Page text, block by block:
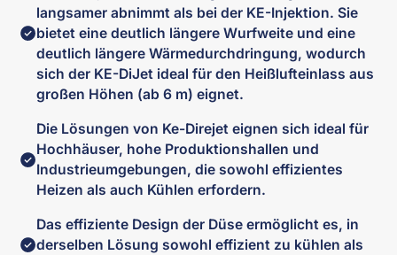
langsamer abnimmt als bei der KE-Injektion. Sie
bietet eine deutlich längere Wurfweite und eine
deutlich längere Wärmedurchdringung, wodurch
sich der KE-DiJet ideal für den Heißlufteinlass aus
großen Höhen (ab 6 m) eignet.
Die Lösungen von Ke-Direjet eignen sich ideal für
Hochhäuser, hohe Produktionshallen und
Industrieumgebungen, die sowohl effizientes
Heizen als auch Kühlen erfordern.
Das effiziente Design der Düse ermöglicht es, in
derselben Lösung sowohl effizient zu kühlen als